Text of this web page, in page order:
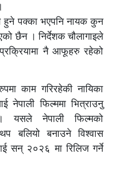
हुने पक्का भएपनि नायक कुन
छैन । निर्देशक चौलागाइले
नै आफूहरु रहेको
काम गरिरहेकी नायिका
फिल्ममा भित्राउनु
यसले नेपाली फिल्मको
बलियो बनाउने विश्वास
सन् २०२६ मा रिलिज गर्ने